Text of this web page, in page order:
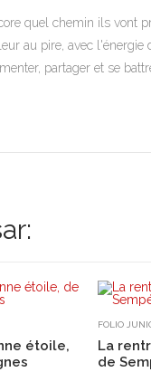
quel chemin ils vont
au pire, avec
partager et se
étoile,
FOLIO
La
de